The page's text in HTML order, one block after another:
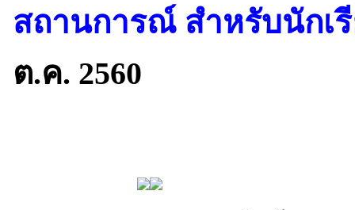
สถานการณ์ สำหรับนักเ
ต.ค. 2560